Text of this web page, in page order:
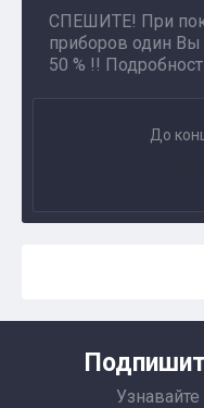
СПЕШИТЕ! При
приборов один Вы
50 % !!
До